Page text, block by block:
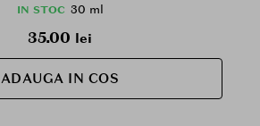
IN STOC 30 ml
35.00 lei
ADAUGA IN COS